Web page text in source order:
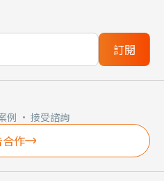
訂閱
例 · 接受諮詢
作